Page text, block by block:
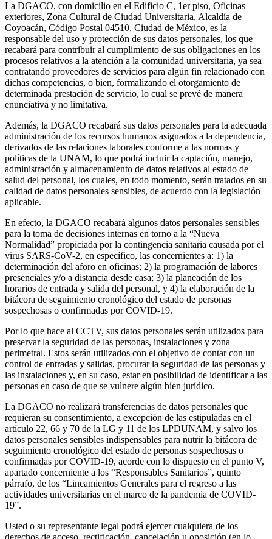
La DGACO, con domicilio en el Edificio C, 1er piso, Oficinas
exteriores, Zona Cultural de Ciudad Universitaria, Alcaldía de
Coyoacán, Código Postal 04510, Ciudad de México, es la
responsable del uso y protección de sus datos personales, los que
recabará para contribuir al cumplimiento de sus obligaciones en los
procesos relativos a la atención a la comunidad universitaria, ya sea
contratando proveedores de servicios para algún fin relacionado con
dichas competencias, o bien, formalizando el otorgamiento de
determinada prestación de servicio, lo cual se prevé de manera
enunciativa y no limitativa.
Además, la DGACO recabará sus datos personales para la adecuada
administración de los recursos humanos asignados a la dependencia,
derivados de las relaciones laborales conforme a las normas y
políticas de la UNAM, lo que podrá incluir la captación, manejo,
administración y almacenamiento de datos relativos al estado de
salud del personal, los cuales, en todo momento, serán tratados en su
calidad de datos personales sensibles, de acuerdo con la legislación
aplicable.
En efecto, la DGACO recabará algunos datos personales sensibles
para la toma de decisiones internas en torno a la “Nueva
Normalidad” propiciada por la contingencia sanitaria causada por el
virus SARS-CoV-2, en específico, las concernientes a: 1) la
determinación del aforo en oficinas; 2) la programación de labores
presenciales y/o a distancia desde casa; 3) la planeación de los
horarios de entrada y salida del personal, y 4) la elaboración de la
bitácora de seguimiento cronológico del estado de personas
sospechosas o confirmadas por COVID-19.
Por lo que hace al CCTV, sus datos personales serán utilizados para
preservar la seguridad de las personas, instalaciones y zona
perimetral. Estos serán utilizados con el objetivo de contar con un
control de entradas y salidas, procurar la seguridad de las personas y
las instalaciones y, en su caso, estar en posibilidad de identificar a las
personas en caso de que se vulnere algún bien jurídico.
La DGACO no realizará transferencias de datos personales que
requieran su consentimiento, a excepción de las estipuladas en el
artículo 22, 66 y 70 de la LG y 11 de los LPDUNAM, y salvo los
datos personales sensibles indispensables para nutrir la bitácora de
seguimiento cronológico del estado de personas sospechosas o
confirmadas por COVID-19, acorde con lo dispuesto en el punto V,
apartado concerniente a los “Responsables Sanitarios”, quinto
párrafo, de los “Lineamientos Generales para el regreso a las
actividades universitarias en el marco de la pandemia de COVID-
19”.
Usted o su representante legal podrá ejercer cualquiera de los